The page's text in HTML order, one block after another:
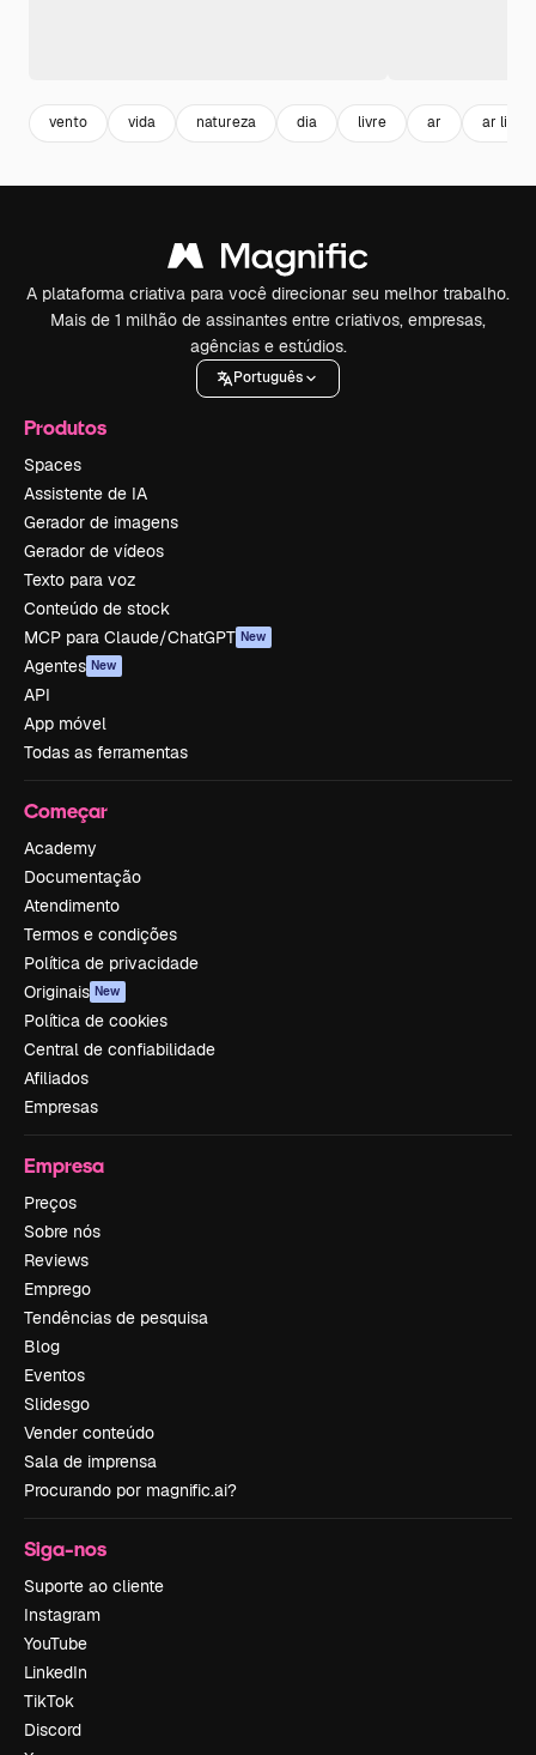
vento vida natureza dia livre ar ar livre
A plataforma criativa para você direcionar seu melhor trabalho.
Mais de 1 milhão de assinantes entre criativos, empresas,
agências e estúdios.
Português
Produtos
Spaces
Assistente de IA
Gerador de imagens
Gerador de vídeos
Texto para voz
Conteúdo de stock
MCP para Claude/ChatGPT New
Agentes New
API
App móvel
Todas as ferramentas
Começar
Academy
Documentação
Atendimento
Termos e condições
Política de privacidade
Originais New
Política de cookies
Central de confiabilidade
Afiliados
Empresas
Empresa
Preços
Sobre nós
Reviews
Emprego
Tendências de pesquisa
Blog
Eventos
Slidesgo
Vender conteúdo
Sala de imprensa
Procurando por magnific.ai?
Siga-nos
Suporte ao cliente
Instagram
YouTube
LinkedIn
TikTok
Discord